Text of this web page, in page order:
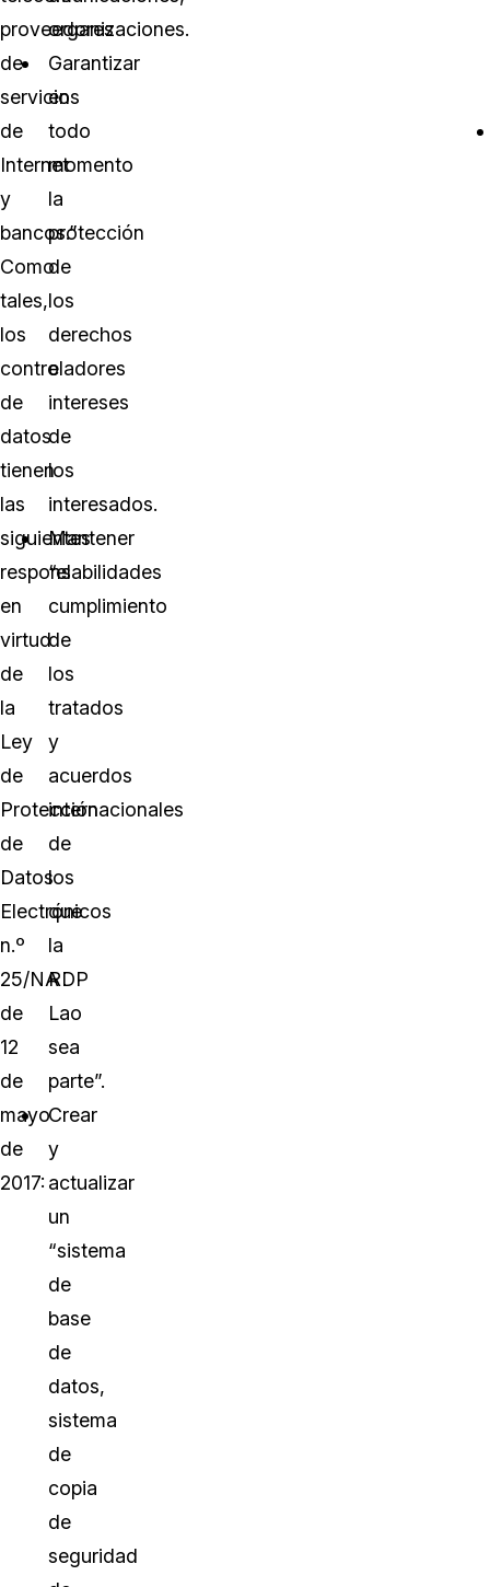
proveedores
de
servicios
de
Internet
y
bancos.”
Como
tales,
los
controladores
de
datos
tienen
las
siguientes
responsabilidades
en
virtud
de
la
Ley
de
Protección
de
Datos
Electrónicos
n.º
25/NA
de
12
de
mayo
de
2017:
organizaciones.
Garantizar
en
todo
momento
la
protección
de
los
derechos
e
intereses
de
los
interesados.
Mantener
“el
cumplimiento
de
los
tratados
y
acuerdos
internacionales
de
los
que
la
RDP
Lao
sea
parte”.
Crear
y
actualizar
un
“sistema
de
base
de
datos,
sistema
de
copia
de
seguridad